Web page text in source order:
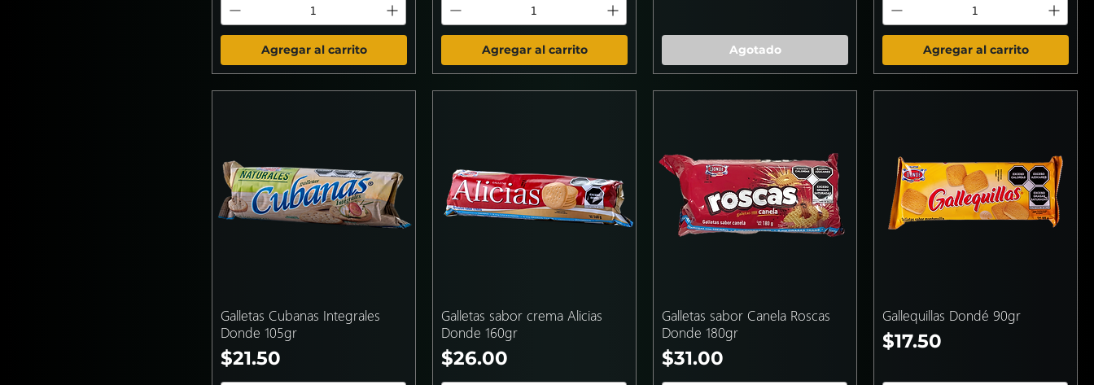
Agregar al carrito Agregar al carrito Agotado Agregar al carrito
Galletas Cubanas Integrales
Donde 105gr
Precio
$21.50
Galletas sabor crema Alicias
Donde 160gr
Precio
$26.00
Galletas sabor Canela Roscas
Donde 180gr
Precio
$31.00
Gallequillas Dondé 90gr
Precio
$17.50